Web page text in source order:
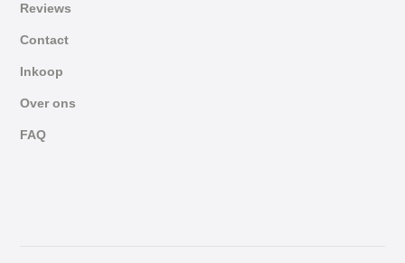
Reviews
Contact
Inkoop
Over ons
FAQ